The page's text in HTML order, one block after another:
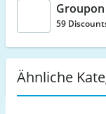
Groupon
59
Ähnliche